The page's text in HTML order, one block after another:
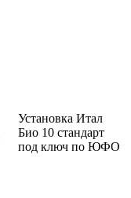
Установка Итал
Био 10 стандарт
под ключ по ЮФО